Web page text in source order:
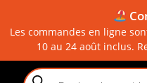
Les commandes en ligne
10 au 24 août inclus.
Recherche